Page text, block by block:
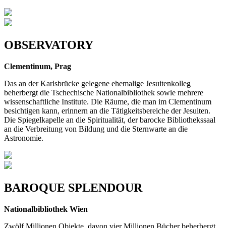
OBSERVATORY
Clementinum, Prag
Das an der Karlsbrücke gelegene ehe­malige Jesuitenkolleg
beherbergt die Tschechische Nationalbibliothek sowie mehrere
wissenschaftliche Institute. Die Räume, die man im Clementinum
besich­tigen kann, erinnern an die Tätigkeitsberei­che der Jesuiten.
Die Spiegelkapelle an die Spiritualität, der barocke Bibliothekssaal
an die Verbreitung von Bildung und die Sternwarte an die
Astronomie.
BAROQUE SPLENDOUR
Nationalbibliothek Wien
Zwölf Millionen Objekte, davon vier Millionen Bücher beherbergt